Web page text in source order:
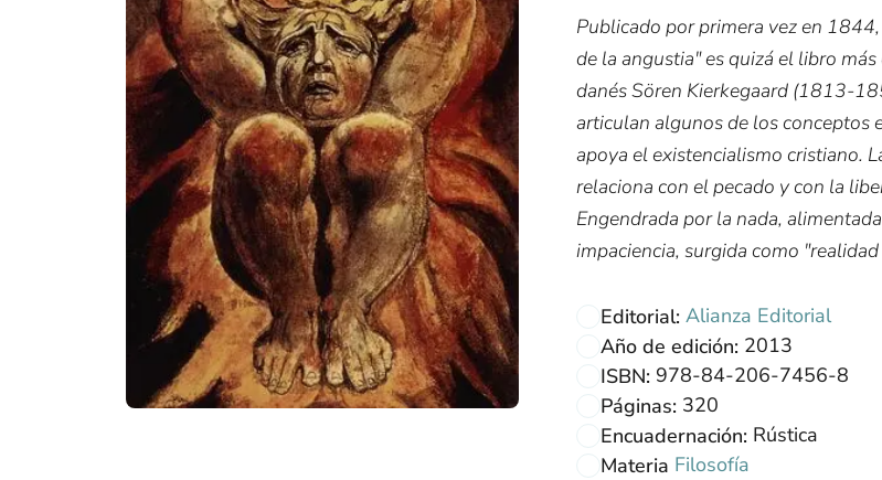
Publicado por primera vez en
de la angustia" es quizá el libro
danés Sören Kierkegaard (1813-
articulan algunos de los conceptos
apoya el existencialismo cristiano.
relaciona con el pecado y con la
Engendrada por la nada,
impaciencia, surgida como
Editorial: Alianza Editorial
Año de edición: 2013
ISBN: 978-84-206-7456-8
Páginas: 320
Encuadernación: Rústica
Materia Filosofía